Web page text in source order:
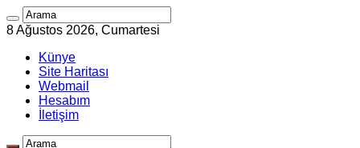
8 Ağustos 2026, Cumartesi
Künye
Site Haritası
Webmail
Hesabım
İletişim